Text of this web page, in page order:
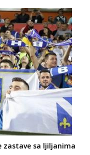
zastave sa ljiljanima